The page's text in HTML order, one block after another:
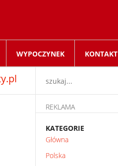
WYPOCZYNEK KONTAKT
REKLAMA
KATEGORIE
Główna
Polska